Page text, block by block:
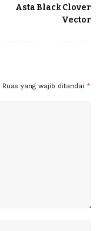
Asta Black Clover
Vector
Ruas yang wajib ditandai *